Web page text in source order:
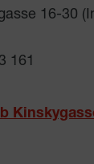
16-30
161